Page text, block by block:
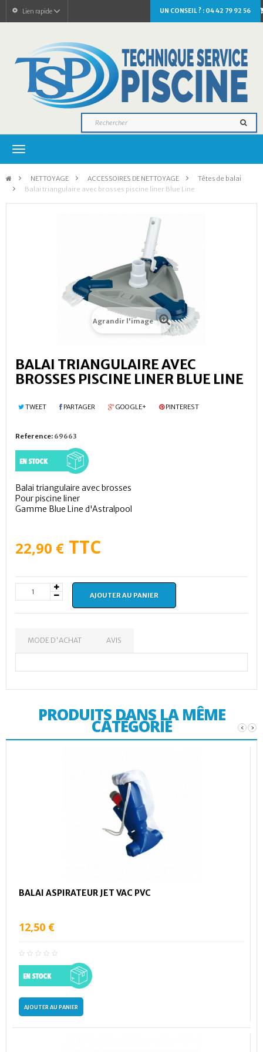
UN CONSEIL ? : 04 42 79 92 56
Lien rapide
Navigation
> NETTOYAGE > ACCESSOIRES DE NETTOYAGE >
Têtes de balai
>
Balai triangulaire avec brosses piscine liner Blue Line
Agrandir l'image
BALAI TRIANGULAIRE AVEC
BROSSES PISCINE LINER BLUE LINE
TWEET PARTAGER GOOGLE+ PINTEREST
Reference: 69663
Balai triangulaire avec brosses
Pour piscine liner
Gamme Blue Line d'Astralpool
22,90 € TTC
AJOUTER AU PANIER
MODE D'ACHAT AVIS
PRODUITS DANS LA MÊME
CATÉGORIE ‹ ›
BALAI ASPIRATEUR JET VAC PVC
12,50 €
AJOUTER AU PANIER